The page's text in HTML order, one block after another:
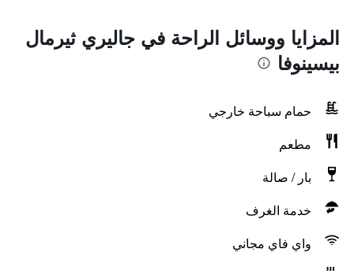
المزايا ووسائل الراحة في جاليري ثيرمال
بيسينوفا
حمام سباحة خارجي
مطعم
بار / صالة
خدمة الغرف
واي فاي مجاني